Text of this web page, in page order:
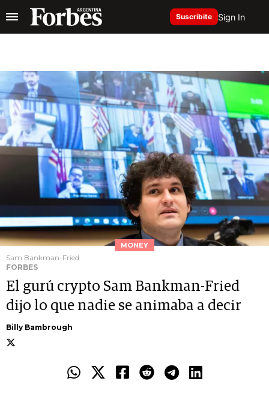
Suscribite Sign In
MONEY
Sam Bankman-Fried
FORBES
El gurú crypto Sam Bankman-Fried
dijo lo que nadie se animaba a decir
Billy Bambrough